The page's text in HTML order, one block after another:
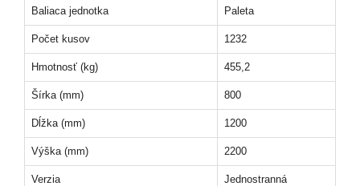
Baliaca jednotka Paleta
Počet kusov 1232
Hmotnosť (kg) 455,2
Šírka (mm) 800
Dĺžka (mm) 1200
Výška (mm) 2200
Verzia Jednostranná